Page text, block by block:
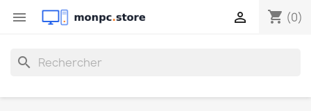
 shopping_cart (0)

search